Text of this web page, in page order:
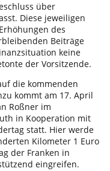
über
Diese jeweiligen
des
Beiträge
keine
der Vorsitzende.
die kommenden
kommt am 17. April
Roßner im
in Kooperation mit
statt. Hier werde
Kilometer 1 Euro
der Franken in
eingreifen.